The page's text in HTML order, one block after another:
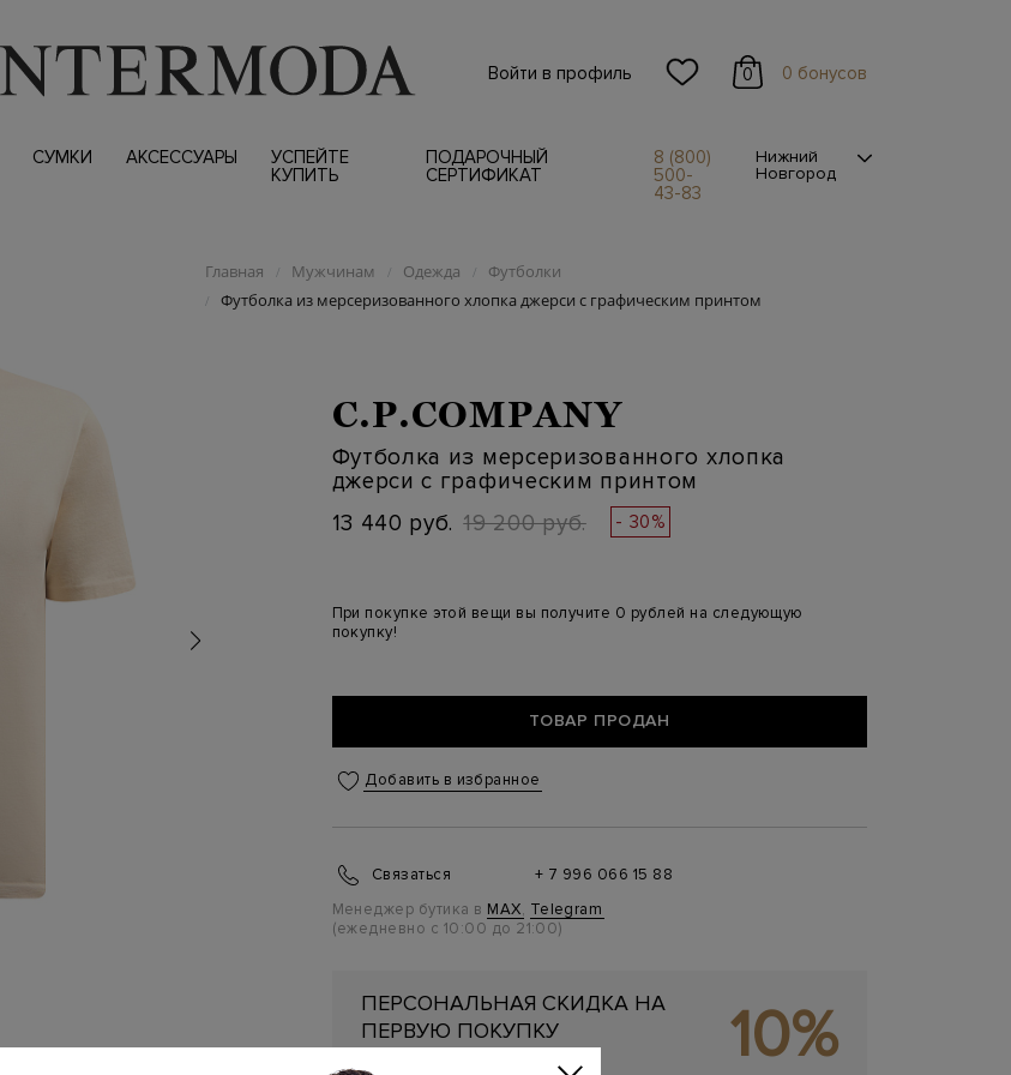
Войти в профиль 0 0 бонусов
СУМКИ АКСЕССУАРЫ
УСПЕЙТЕ
КУПИТЬ
ПОДАРОЧНЫЙ
СЕРТИФИКАТ
8 (800)
500-
43-83
Нижний
Новгород
Главная / Мужчинам / Одежда / Футболки
/ Футболка из мерсеризованного хлопка джерси с графическим принтом
C.P.COMPANY
Футболка из мерсеризованного хлопка
джерси с графическим принтом
13 440 руб. 19 200 руб. - 30%
При покупке этой вещи вы получите 0 рублей на следующую
покупку!
ТОВАР ПРОДАН
Добавить в избранное
Связаться
+ 7 996 066 15 88
Менеджер бутика в MAX, Telegram
(ежедневно с 10:00 до 21:00)
ПЕРСОНАЛЬНАЯ СКИДКА НА
ПЕРВУЮ ПОКУПКУ
Подробнее 10%